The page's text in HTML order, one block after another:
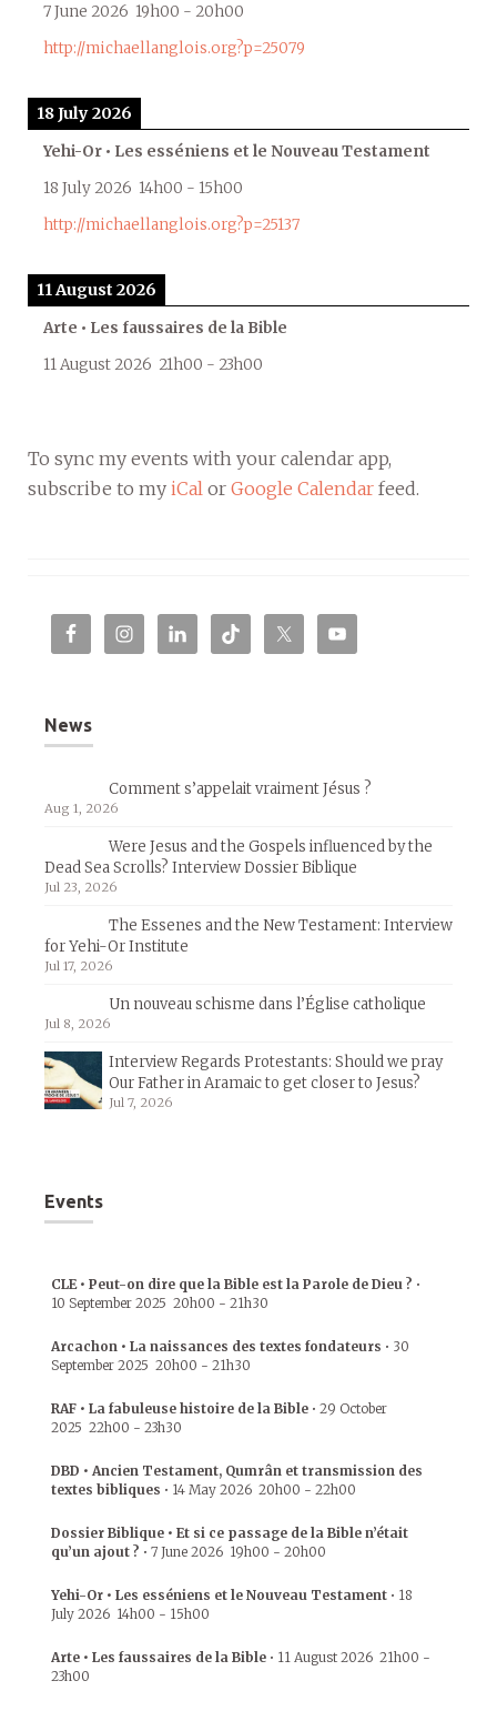
7 June 2026 19h00 - 20h00
http://michaellanglois.org?p=25079
18 July 2026
Yehi-Or • Les esséniens et le Nouveau Testament
18 July 2026 14h00 - 15h00
http://michaellanglois.org?p=25137
11 August 2026
Arte • Les faussaires de la Bible
11 August 2026 21h00 - 23h00
To sync my events with your calendar app,
subscribe to my iCal or Google Calendar feed.
News
Comment s’appelait vraiment Jésus ?
Aug 1, 2026
Were Jesus and the Gospels influenced by the
Dead Sea Scrolls? Interview Dossier Biblique
Jul 23, 2026
The Essenes and the New Testament: Interview
for Yehi-Or Institute
Jul 17, 2026
Un nouveau schisme dans l’Église catholique
Jul 8, 2026
Interview Regards Protestants: Should we pray
Our Father in Aramaic to get closer to Jesus?
Jul 7, 2026
Events
CLE • Peut-on dire que la Bible est la Parole de Dieu ? •
10 September 2025 20h00 - 21h30
Arcachon • La naissances des textes fondateurs • 30
September 2025 20h00 - 21h30
RAF • La fabuleuse histoire de la Bible • 29 October
2025 22h00 - 23h30
DBD • Ancien Testament, Qumrân et transmission des
textes bibliques • 14 May 2026 20h00 - 22h00
Dossier Biblique • Et si ce passage de la Bible n’était
qu’un ajout ? • 7 June 2026 19h00 - 20h00
Yehi-Or • Les esséniens et le Nouveau Testament • 18
July 2026 14h00 - 15h00
Arte • Les faussaires de la Bible • 11 August 2026 21h00 -
23h00